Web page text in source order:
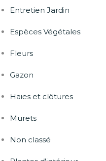
Entretien Jardin
Espèces Végétales
Fleurs
Gazon
Haies et clôtures
Murets
Non classé